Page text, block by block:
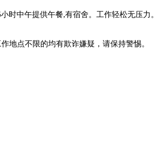
时中午提供午餐,有宿舍。工作轻松无压力。
地点不限的均有欺诈嫌疑，请保持警惕。